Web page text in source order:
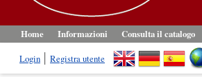
Home Informazioni
Consulta il catalogo
Login
Registra utente